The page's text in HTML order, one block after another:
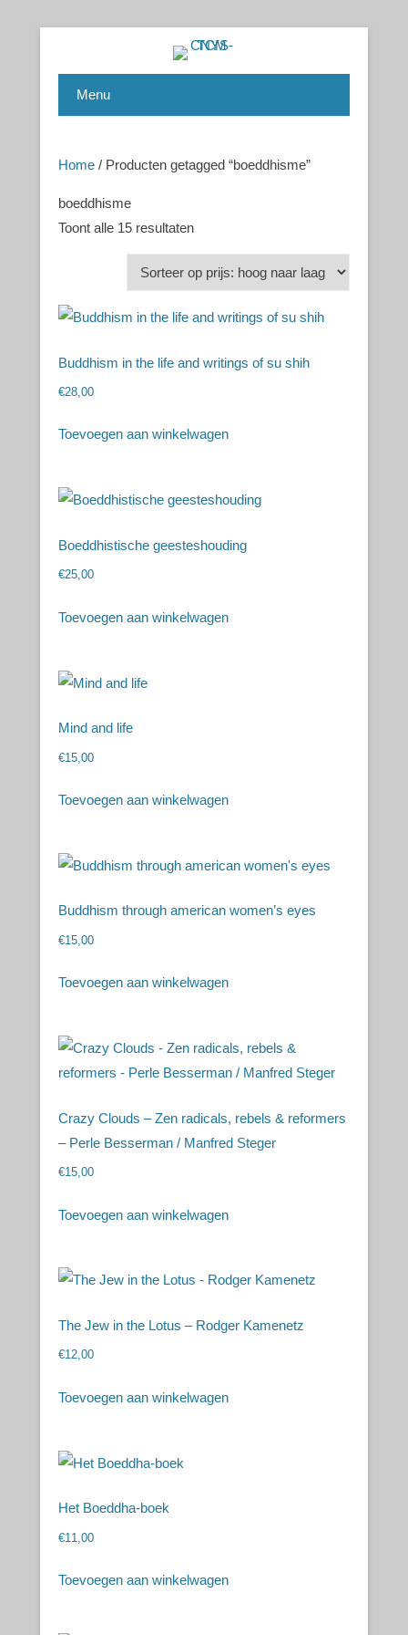
CNYS-TCM
Menu
Home / Producten getagged “boeddhisme”
boeddhisme
Toont alle 15 resultaten
Buddhism in the life and writings of su shih
€28,00
Toevoegen aan winkelwagen
Boeddhistische geesteshouding
€25,00
Toevoegen aan winkelwagen
Mind and life
€15,00
Toevoegen aan winkelwagen
Buddhism through american women’s eyes
€15,00
Toevoegen aan winkelwagen
Crazy Clouds – Zen radicals, rebels & reformers
– Perle Besserman / Manfred Steger
€15,00
Toevoegen aan winkelwagen
The Jew in the Lotus – Rodger Kamenetz
€12,00
Toevoegen aan winkelwagen
Het Boeddha-boek
€11,00
Toevoegen aan winkelwagen